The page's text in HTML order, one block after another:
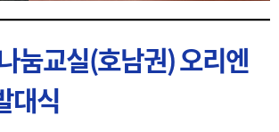
눔교실(호남권) 오리엔
대식